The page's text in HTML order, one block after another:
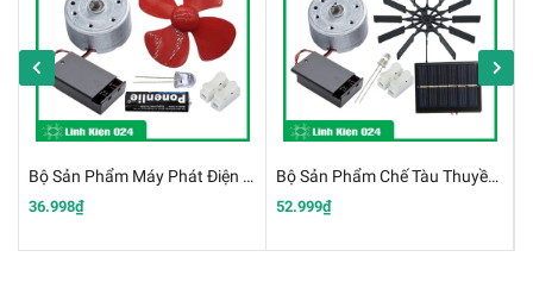
Bộ Sản Phẩm Máy Phát Điện Làm Đèn Chiếu Sáng Chuyển Đổi Cơ Năng Thành Điện Năng Tích Hợp Pin AA Dự Phòng
36.998₫
Bộ Sản Phẩm Chế Tàu Thuyền Có Thể Chạy Bằng Pin Mặt Trời Hoặc Pin AA
52.999₫